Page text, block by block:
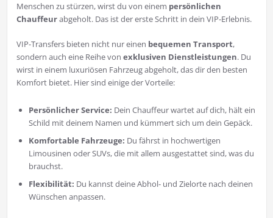
Menschen zu stürzen, wirst du von einem persönlichen
Chauffeurabgeholt. Das ist der erste Schritt in dein VIP-Erlebnis.
VIP-Transfers bieten nicht nur einen bequemen Transport,
sondern auch eine Reihe von exklusiven Dienstleistungen. Du
wirst in einem luxuriösen Fahrzeug abgeholt, das dir den besten
Komfort bietet. Hier sind einige der Vorteile:
Persönlicher Service: Dein Chauffeur wartet auf dich, hält ein
Schild mit deinem Namen und kümmert sich um dein Gepäck.
Komfortable Fahrzeuge: Du fährst in hochwertigen
Limousinen oder SUVs, die mit allem ausgestattet sind, was du
brauchst.
Flexibilität: Du kannst deine Abhol- und Zielorte nach deinen
Wünschen anpassen.